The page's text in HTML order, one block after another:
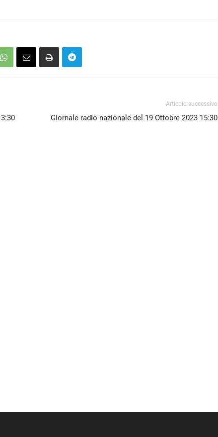
Articolo successivo
Giornale radio nazionale del 19 Ottobre 2023 15:30